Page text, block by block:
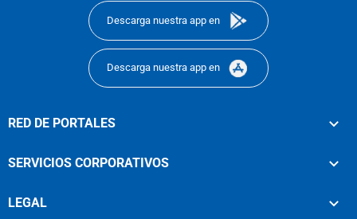
Descarga nuestra app en
Descarga nuestra app en
RED DE PORTALES
SERVICIOS CORPORATIVOS
LEGAL